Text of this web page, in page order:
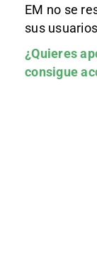
EM no se
sus
¿Quieres
consigue